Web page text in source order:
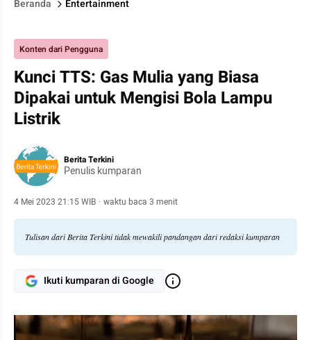
Beranda Entertainment
Konten dari Pengguna
Kunci TTS: Gas Mulia yang Biasa
Dipakai untuk Mengisi Bola Lampu
Listrik
Berita Terkini
Penulis kumparan
4 Mei 2023 21:15 WIB · waktu baca 3 menit
Tulisan dari Berita Terkini tidak mewakili pandangan dari redaksi kumparan
Ikuti kumparan di Google